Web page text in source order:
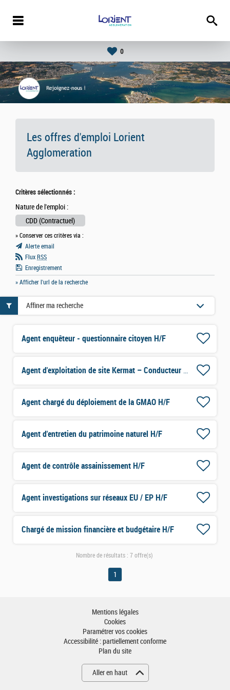
0
Les offres d'emploi Lorient
Agglomeration
Critères sélectionnés :
Nature de l'emploi :
CDD (Contractuel)
» Conserver ces critères via :
Alerte email
Flux RSS
Enregistrement
» Afficher l'url de la recherche
Agent enquêteur - questionnaire citoyen H/F
Agent d'exploitation de site Kermat – Conducteur d'engins (H/F)
Agent chargé du déploiement de la GMAO H/F
Agent d'entretien du patrimoine naturel H/F
Agent de contrôle assainissement H/F
Agent investigations sur réseaux EU / EP H/F
Chargé de mission financière et budgétaire H/F
Affiner ma recherche
Nombre de résultats : 7 offre(s)
1
Mentions légales
Cookies
Paramétrer vos cookies
Accessibilité : partiellement conforme
Plan du site
Aller en haut